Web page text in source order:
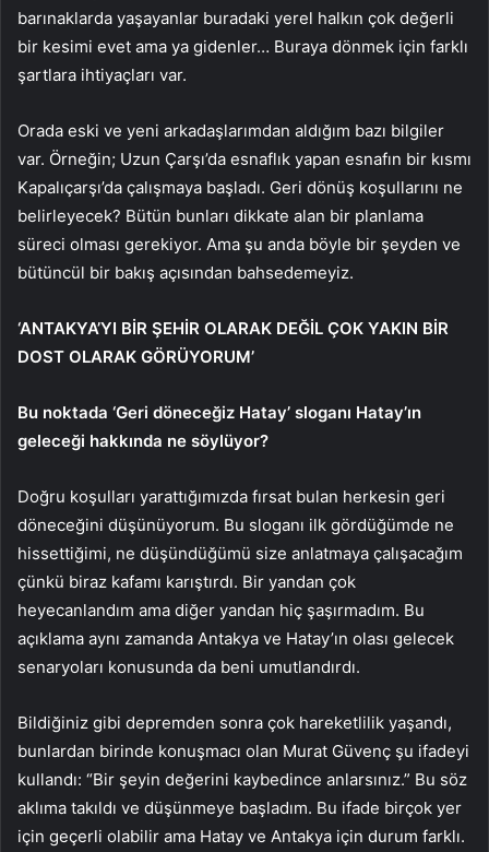
barınaklarda yaşayanlar buradaki yerel halkın çok değerli
bir kesimi evet ama ya gidenler… Buraya dönmek için farklı
şartlara ihtiyaçları var.
Orada eski ve yeni arkadaşlarımdan aldığım bazı bilgiler
var. Örneğin; Uzun Çarşı’da esnaflık yapan esnafın bir kısmı
Kapalıçarşı’da çalışmaya başladı. Geri dönüş koşullarını ne
belirleyecek? Bütün bunları dikkate alan bir planlama
süreci olması gerekiyor. Ama şu anda böyle bir şeyden ve
bütüncül bir bakış açısından bahsedemeyiz.
‘ANTAKYA’YI BİR ŞEHİR OLARAK DEĞİL ÇOK YAKIN BİR
DOST OLARAK GÖRÜYORUM’
Bu noktada ‘Geri döneceğiz Hatay’ sloganı Hatay’ın
geleceği hakkında ne söylüyor?
Doğru koşulları yarattığımızda fırsat bulan herkesin geri
döneceğini düşünüyorum. Bu sloganı ilk gördüğümde ne
hissettiğimi, ne düşündüğümü size anlatmaya çalışacağım
çünkü biraz kafamı karıştırdı. Bir yandan çok
heyecanlandım ama diğer yandan hiç şaşırmadım. Bu
açıklama aynı zamanda Antakya ve Hatay’ın olası gelecek
senaryoları konusunda da beni umutlandırdı.
Bildiğiniz gibi depremden sonra çok hareketlilik yaşandı,
bunlardan birinde konuşmacı olan Murat Güvenç şu ifadeyi
kullandı: “Bir şeyin değerini kaybedince anlarsınız.” Bu söz
aklıma takıldı ve düşünmeye başladım. Bu ifade birçok yer
için geçerli olabilir ama Hatay ve Antakya için durum farklı.